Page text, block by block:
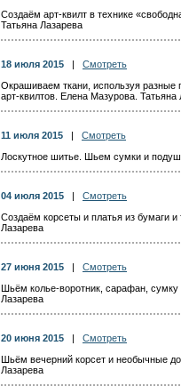
Создаём арт-квилт в технике
Татьяна Лазарева
18 июля 2015
Смотреть
Окрашиваем ткани, используя разные
арт-квилтов. Елена Мазурова. Татьяна
11 июля 2015
Смотреть
Лоскутное шитье. Шьем сумки и
04 июля 2015
Смотреть
Создаём корсеты и платья из бумаги
Лазарева
27 июня 2015
Смотреть
Шьём колье-воротник, сарафан,
Лазарева
20 июня 2015
Смотреть
Шьём вечерний корсет и необычные
Лазарева